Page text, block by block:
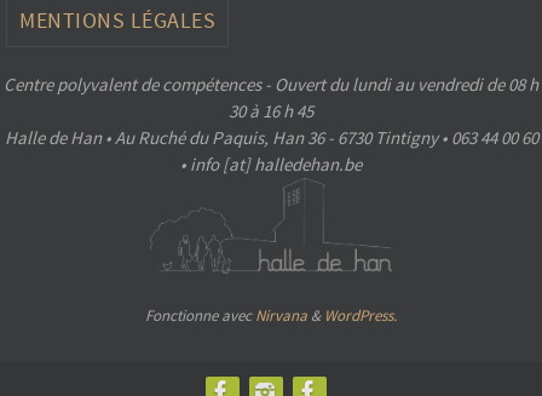
MENTIONS LÉGALES
Centre polyvalent de compétences - Ouvert du lundi au vendredi de 08 h
30 à 16 h 45
Halle de Han • Au Ruché du Paquis, Han 36 - 6730 Tintigny • 063 44 00 60
• info [at] halledehan.be
Fonctionne avecNirvana & WordPress.